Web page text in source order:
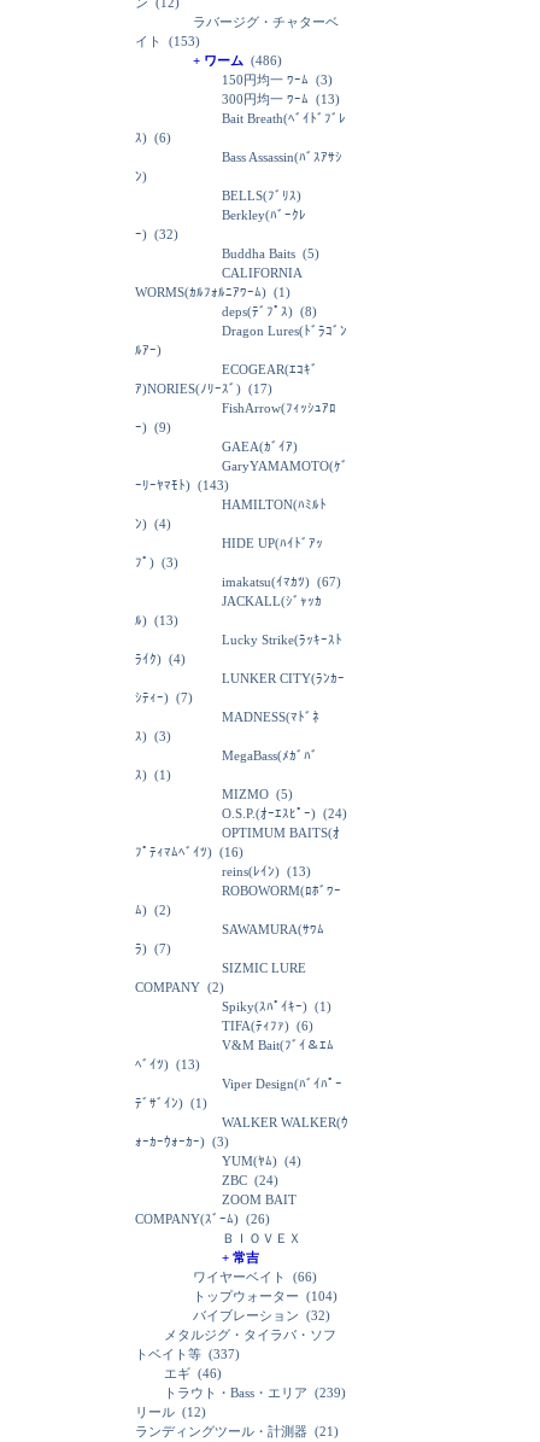
ラバージグ・チャターベ
イト
(153)
+ ワーム (486)
150円均一 ﾜｰﾑ (3)
300円均一 ﾜｰﾑ (13)
Bait Breath(ﾍﾞｲﾄﾞﾌﾞﾚ
ｽ) (6)
Bass Assassin(ﾊﾞｽｱｻｼ
ﾝ)
BELLS(ﾌﾞﾘｽ)
Berkley(ﾊﾞｰｸﾚ
ｰ) (32)
Buddha Baits (5)
CALIFORNIA
WORMS(ｶﾙﾌｫﾙﾆｱﾜｰﾑ) (1)
deps(ﾃﾞﾌﾟｽ) (8)
Dragon Lures(ﾄﾞﾗｺﾞﾝ
ﾙｱｰ)
ECOGEAR(ｴｺｷﾞ
ｱ)NORIES(ﾉﾘｰｽﾞ) (17)
FishArrow(ﾌｨｯｼｭｱﾛ
ｰ) (9)
GAEA(ｶﾞｲｱ)
GaryYAMAMOTO(ｹﾞ
ｰﾘｰﾔﾏﾓﾄ) (143)
HAMILTON(ﾊﾐﾙﾄ
ﾝ) (4)
HIDE UP(ﾊｲﾄﾞｱｯ
ﾌﾟ) (3)
imakatsu(ｲﾏｶﾂ) (67)
JACKALL(ｼﾞｬｯｶ
ﾙ) (13)
Lucky Strike(ﾗｯｷｰｽﾄ
ﾗｲｸ) (4)
LUNKER CITY(ﾗﾝｶｰ
ｼﾃｨｰ) (7)
MADNESS(ﾏﾄﾞﾈ
ｽ) (3)
MegaBass(ﾒｶﾞﾊﾞ
ｽ) (1)
MIZMO (5)
O.S.P.(ｵｰｴｽﾋﾟｰ) (24)
OPTIMUM BAITS(ｵ
ﾌﾟﾃｨﾏﾑﾍﾞｲﾂ) (16)
reins(ﾚｲﾝ) (13)
ROBOWORM(ﾛﾎﾞﾜｰ
ﾑ) (2)
SAWAMURA(ｻﾜﾑ
ﾗ) (7)
SIZMIC LURE
COMPANY (2)
Spiky(ｽﾊﾟｲｷｰ) (1)
TIFA(ﾃｨﾌｧ) (6)
V&M Bait(ﾌﾞｲ＆ｴﾑ
ﾍﾞｲﾂ) (13)
Viper Design(ﾊﾞｲﾊﾟｰ
ﾃﾞｻﾞｲﾝ) (1)
WALKER WALKER(ｳ
ｫｰｶｰｳｫｰｶｰ) (3)
YUM(ﾔﾑ) (4)
ZBC (24)
ZOOM BAIT
COMPANY(ｽﾞｰﾑ) (26)
ＢＩＯＶＥＸ
+ 常吉
ワイヤーベイト
(66)
トップウォーター (104)
バイブレーション (32)
メタルジグ・タイラバ・ソフ
トベイト等 (337)
エギ (46)
トラウト・Bass・エリア (239)
リール (12)
ランディングツール・計測器 (21)